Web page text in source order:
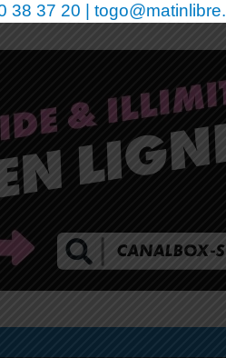
38 37 20 |